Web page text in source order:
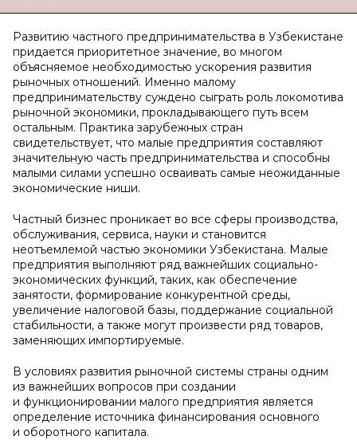
Развитию частного предпринимательства в Узбекистане
придается приоритетное значение, во многом
объясняемое необходимостью ускорения развития
рыночных отношений. Именно малому
предпринимательству суждено сыграть роль локомотива
рыночной экономики, прокладывающего путь всем
остальным. Практика зарубежных стран
свидетельствует, что малые предприятия составляют
значительную часть предпринимательства и способны
малыми силами успешно осваивать самые неожиданные
экономические ниши.
Частный бизнес проникает во все сферы производства,
обслуживания, сервиса, науки и становится
неотъемлемой частью экономики Узбекистана. Малые
предприятия выполняют ряд важнейших социально-
экономических функций, таких, как обеспечение
занятости, формирование конкурентной среды,
увеличение налоговой базы, поддержание социальной
стабильности, а также могут произвести ряд товаров,
заменяющих импортируемые.
В условиях развития рыночной системы страны одним
из важнейших вопросов при создании
и функционировании малого предприятия является
определение источника финансирования основного
и оборотного капитала.